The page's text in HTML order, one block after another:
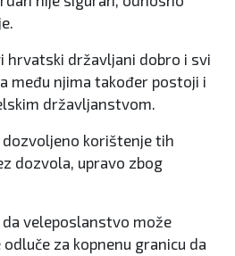
hrvatski državljani dobro i svi
među njima također postoji i
državljanstvom.
dozvoljeno korištenje tih
dozvola, upravo zbog
veleposlanstvo može
za kopnenu granicu da